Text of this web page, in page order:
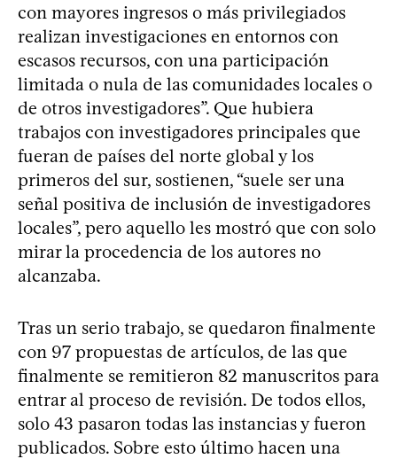
con mayores ingresos o más privilegiados
realizan investigaciones en entornos con
escasos recursos, con una participación
limitada o nula de las comunidades locales o
de otros investigadores”. Que hubiera
trabajos con investigadores principales que
fueran de países del norte global y los
primeros del sur, sostienen, “suele ser una
señal positiva de inclusión de investigadores
locales”, pero aquello les mostró que con solo
mirar la procedencia de los autores no
alcanzaba.
Tras un serio trabajo, se quedaron finalmente
con 97 propuestas de artículos, de las que
finalmente se remitieron 82 manuscritos para
entrar al proceso de revisión. De todos ellos,
solo 43 pasaron todas las instancias y fueron
publicados. Sobre esto último hacen una